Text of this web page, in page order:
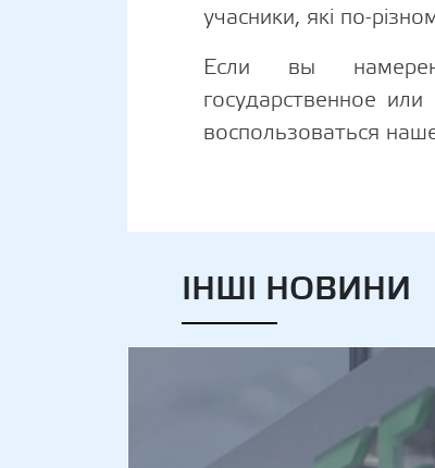
учасники, які по-
Если вы
государственное
воспользоваться
ІНШІ НОВИНИ